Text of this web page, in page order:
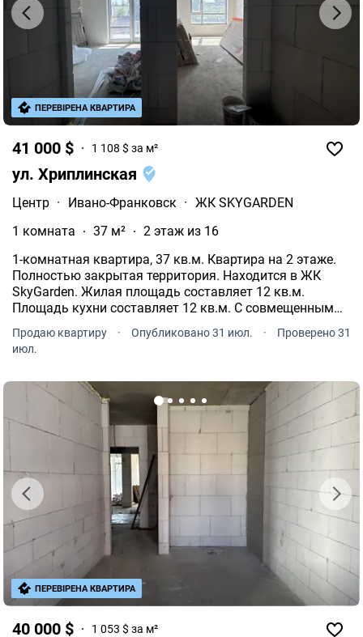
41 000 $ 1 108 $ за м²
ул. Хриплинская
Центр · Ивано-Франковск · ЖК SKYGARDEN
1 комната
37 м²
2 этаж из 16
1-комнатная квартира, 37 кв.м. Квартира на 2 этаже.
Полностью закрытая территория. Находится в ЖК
SkyGarden. Жилая площадь составляет 12 кв.м.
Площадь кухни составляет 12 кв.м. С совмещенным
Индивидуальные счетчики: газ, электричество.
Бойлер.
Продаю квартиру · Опубликовано 31 июл. ·
Проверено 31
июл.
ПЕРЕВІРЕНА КВАРТИРА
40 000 $ 1 053 $ за м²
ПЕРЕВІРЕНА КВАРТИРА